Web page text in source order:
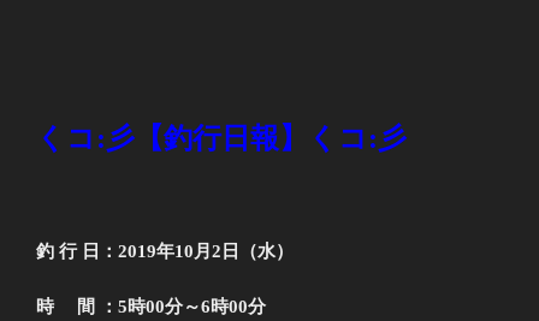
くコ : 彡【釣行日報】くコ : 彡
釣 行 日：2019年10月2日（水）
時 間 ：5時00分～6時00分